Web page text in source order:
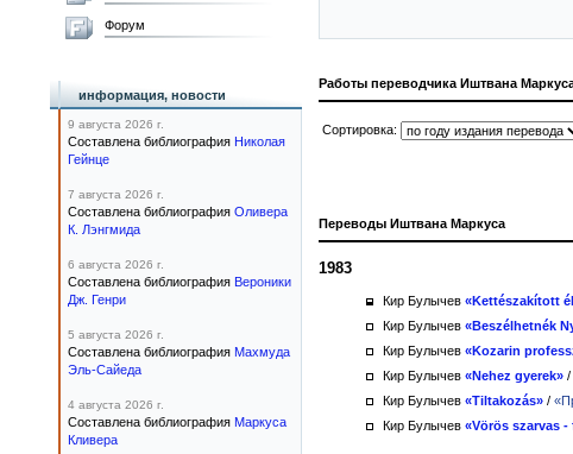
Работы переводчика Иштвана
Сортировка:
Переводы Иштвана Маркуса
1983
Кир Булычев «Kettészakított
Кир Булычев «Beszélhetnék
Кир Булычев «Kozarin
Кир Булычев «Nehez gyerek» /
Кир Булычев «Tiltakozás» /
Кир Булычев «Vörös szarvas -
Форум
информация, новости
9 августа 2026 г.
Составлена библиография Николая
Гейнце
7 августа 2026 г.
Составлена библиография Оливера
К. Лэнгмида
6 августа 2026 г.
Составлена библиография Вероники
Дж. Генри
5 августа 2026 г.
Составлена библиография Махмуда
Эль-Сайеда
4 августа 2026 г.
Составлена библиография Маркуса
Кливера